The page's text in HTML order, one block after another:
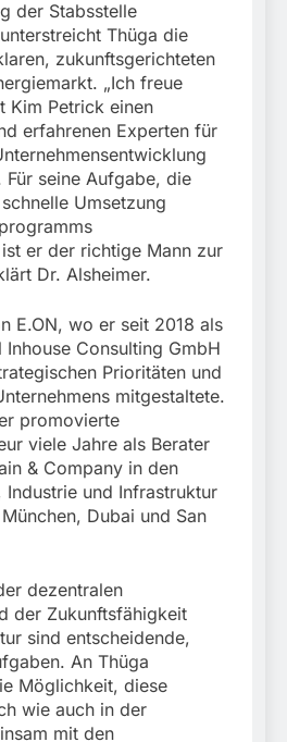
Beinahekollision an
Bahnübergang in Aubing
/ Bundespolizei ermittelt
wegen gefährlichen
Eingriffs in den
Bahnverkehr
5. August 2026
der Stabsstelle
Thüga die
zukunftsgerichteten
„Ich freue
Kim Petrick einen
erfahrenen Experten für
Für seine Aufgabe, die
Umsetzung
er der richtige Mann zur
Dr. Alsheimer.
E.ON, wo er seit 2018 als
Consulting GmbH
Prioritäten und
mitgestaltete.
promovierte
viele Jahre als Berater
& Company in den
Industrie und Infrastruktur
Dubai und San
dezentralen
der Zukunftsfähigkeit
sind entscheidende,
An Thüga
Möglichkeit, diese
wie auch in der
mit den